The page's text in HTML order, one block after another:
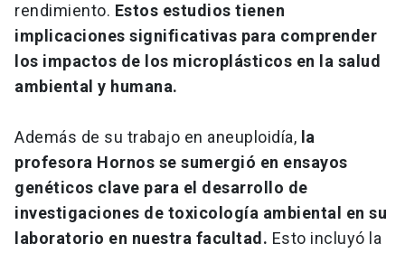
rendimiento. Estos estudios tienen
implicaciones significativas para comprender
los impactos de los microplásticos en la salud
ambiental y humana.
Además de su trabajo en aneuploidía, la
profesora Hornos se sumergió en ensayos
genéticos clave para el desarrollo de
investigaciones de toxicología ambiental en su
laboratorio en nuestra facultad. Esto incluyó la